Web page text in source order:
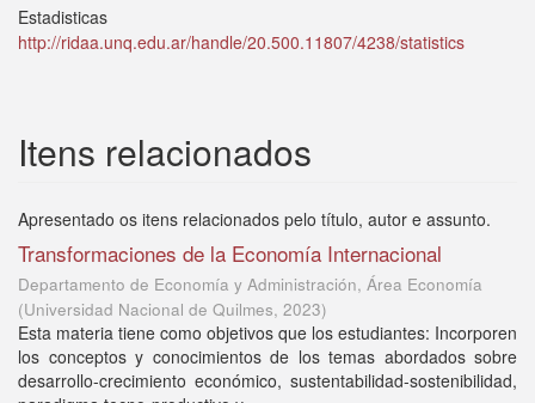
Estadisticas
http://ridaa.unq.edu.ar/handle/20.500.11807/4238/statistics
Itens relacionados
Apresentado os itens relacionados pelo título, autor e assunto.
Transformaciones de la Economía Internacional
Departamento de Economía y Administración, Área Economía
(Universidad Nacional de Quilmes, 2023)
Esta materia tiene como objetivos que los estudiantes: Incorporen
los conceptos y conocimientos de los temas abordados sobre
desarrollo-crecimiento económico, sustentabilidad-sostenibilidad,